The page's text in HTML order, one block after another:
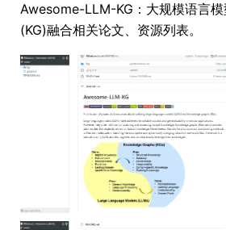
Awesome-LLM-KG：大规模语言
(KG)融合相关论文、资源列表。